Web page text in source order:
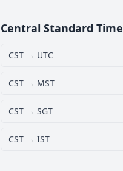
Central Standard Time
CST → UTC
CST → MST
CST → SGT
CST → IST